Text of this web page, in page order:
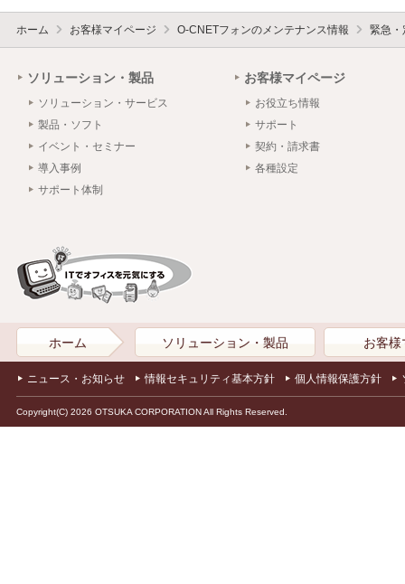
ホーム お客様マイページ O-CNETフォンのメンテナンス情報 緊急・
ソリューション・製品
ソリューション・サービス
製品・ソフト
イベント・セミナー
導入事例
サポート体制
お客様マイページ
お役立ち情報
サポート
契約・請求書
各種設定
ホーム ソリューション・製品 お客様
ニュース・お知らせ 情報セキュリティ基本方針 個人情報保護方針
Copyright(C) 2026 OTSUKA CORPORATION All Rights Reserved.